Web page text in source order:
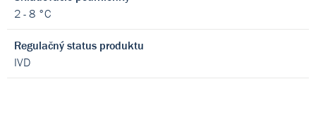
2 - 8 °C
Regulačný status produktu
IVD